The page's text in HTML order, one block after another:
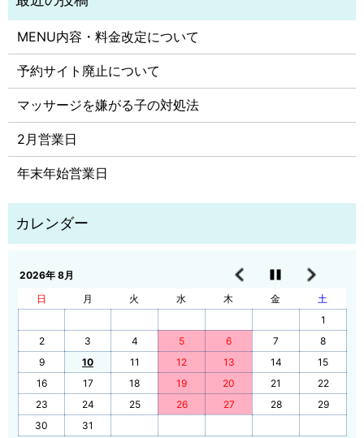
MENU内容・料金改定について
予約サイト廃止について
マッサージを嫌がる子の対処法
2月営業日
年末年始営業日
2026年 8月
日
月 火 水 木 金
土
1
2
3 4 5 6 7
8
9
10 11 12 13 14
15
16
17 18 19 20 21
22
23
24 25 26 27 28
29
30
31